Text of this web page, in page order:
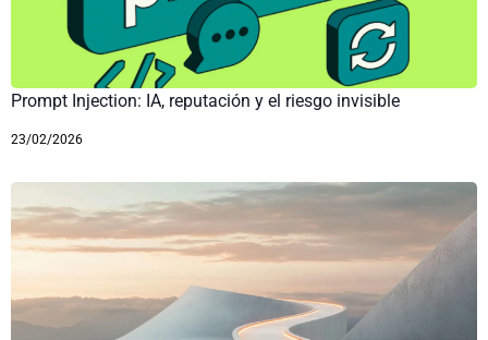
Prompt Injection: IA, reputación y el riesgo invisible
23/02/2026